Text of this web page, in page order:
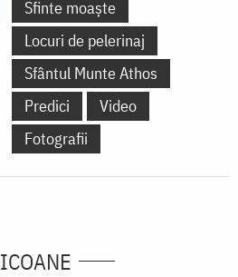
Sfinte moaște
Locuri de pelerinaj
Sfântul Munte Athos
Predici
Video
Fotografii
ICOANE